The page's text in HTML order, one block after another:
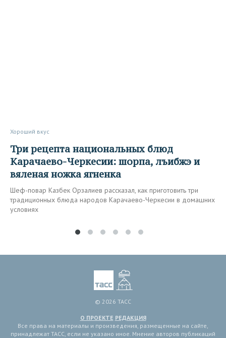
Хороший вкус
Три рецепта национальных блюд
Карачаево-Черкесии: шорпа, лъибжэ и
вяленая ножка ягненка
Шеф-повар Казбек Орзалиев рассказал, как приготовить три
традиционных блюда народов Карачаево-Черкесии в домашних
условиях
© 2026 ТАСС
О ПРОЕКТЕ РЕДАКЦИЯ
Все права на материалы и произведения, размещенные на сайте,
принадлежат ТАСС, если не указано иное. Мнение авторов публикаций